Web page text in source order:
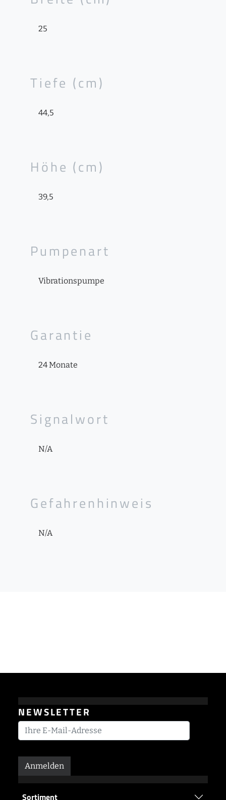
25
Tiefe (cm)
44,5
Höhe (cm)
39,5
Pumpenart
Vibrationspumpe
Garantie
24 Monate
Signalwort
N/A
Gefahrenhinweis
N/A
NEWSLETTER
Anmelden
Sortiment